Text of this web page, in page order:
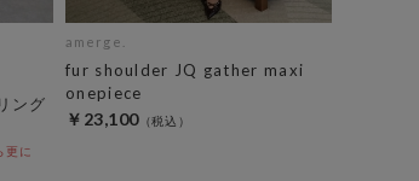
ング
更に
amerge.
fur shoulder JQ gather maxi
onepiece
￥23,100